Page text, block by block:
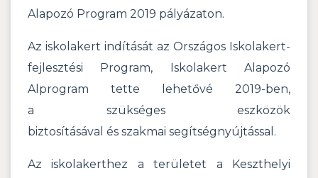
Alapozó Program 2019 pályázaton.
Az iskolakert indítását az Országos Iskolakert-
fejlesztési Program, Iskolakert Alapozó
Alprogram tette lehetővé 2019-ben,
a szükséges eszközök
biztosításával és szakmai segítségnyújtással.
Az iskolakerthez a területet a Keszthelyi